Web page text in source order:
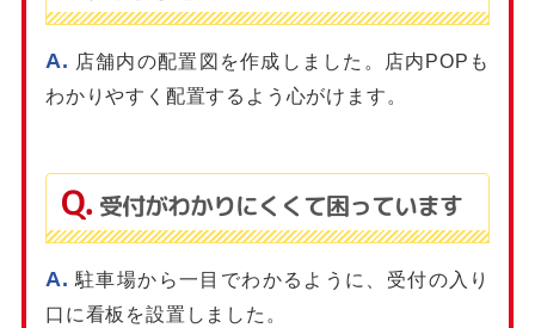
店舗内の配置図を作成しました。店内POPも
わかりやすく配置するよう心がけます。
受付がわかりにくくて困っています
駐車場から一目でわかるように、受付の入り
口に看板を設置しました。